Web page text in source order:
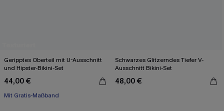
Geripptes Oberteil mit U-Ausschnitt
und Hipster-Bikini-Set
44,00 €
Mit Gratis-Maßband
High waist
Schwarzes Glitzerndes Tiefer V-
Ausschnitt Bikini-Set
48,00 €